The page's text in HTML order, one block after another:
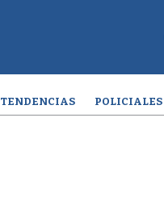
TENDENCIAS POLICIALES